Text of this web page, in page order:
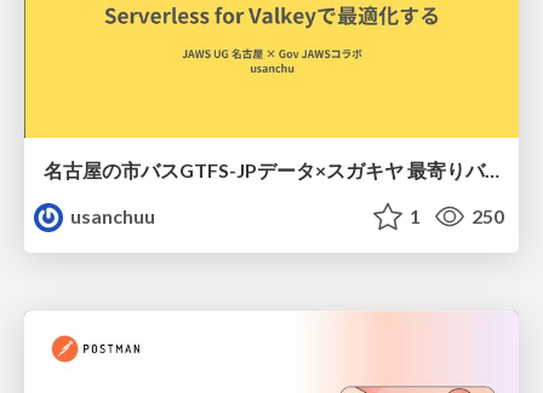
名古屋の市バスGTFS-JPデータ×スガキヤ 最寄りバス停検索をAmazon ElastiCache Serverless for Valkeyで最適化する
usanchuu
1 250